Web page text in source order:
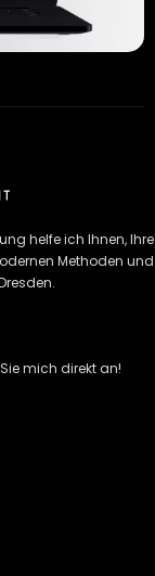
helfe ich Ihnen, Ihre
Methoden und
mich direkt an!